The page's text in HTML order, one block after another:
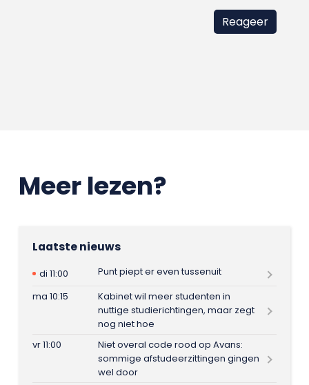
Meer lezen?
Laatste nieuws
di 11:00
Punt piept er even tussenuit
ma 10:15
Kabinet wil meer studenten in
nuttige studierichtingen, maar zegt
nog niet hoe
vr 11:00
Niet overal code rood op Avans:
sommige afstudeerzittingen gingen
wel door